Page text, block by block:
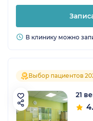
В клинику можно
Выбор пациентов
21